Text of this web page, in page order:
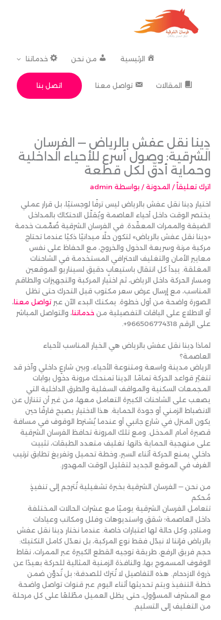
المحتوى
الرئيسية من نحن خدماتنا
المقالات تواصل معنا اتصل بنا
دِينا نقل عفش بالرياض — الفرسان
الشرقية: وصول أسرع للأحياء الداخلية
وحماية أدقّ لكل قطعة
اترك تعليقاً / المدونة/ بواسطة admin
اختيار دِينا نقل عفش بالرياض ليس ترفًا لوجستيًا، بل قرار عملي
يختصر الوقت داخل أحياء العاصمة ويُقلّل الاحتكاك بالمداخل
الضيقة والممرات المعقّدة. في الفرسان الشرقية صُمِّمت خدمة
«دِينا نقل عفش بالرياض» لتكون حلًا ميدانيًا ذكيًا عندما تحتاج
مركبة مرنة وسريعة الدخول والخروج، مع الحفاظ على نفس
معايير الأمان والتغليف الاحترافي المستخدمة في الشاحنات
المغلقة. يبدأ كل انتقال باستيعابٍ دقيق لسيناريو الموقعين
ومسار الحركة داخل الرياض، ثم اختيار المركبة والتجهيزات والطاقم
المناسب، مع إرسال عرض سعر مكتوب قبل التحرك حتى تظل
الصورة واضحة من أول خطوة. يمكنك البدء الآن عبرتواصل معنا،
أو الاطلاع على الباقات التفصيلية منخدماتنا، والتواصل المباشر
على الرقم ‎+966506774318.
لماذا دِينا نقل عفش بالرياض هي الخيار المناسب لأحياء
العاصمة؟
الرياض مدينة واسعة ومتنوعة الأحياء، وبين شارعٍ داخلي وآخر قد
تتغيّر قواعد الحركة تمامًا. الدِينا تمنحك مرونة دخول بوابات
المجمعات السكنية والمواقف السفلية والطرق الداخلية التي
يصعب على الشاحنات الكبيرة التعامل معها، من غير أن تتنازل عن
الانضباط الزمني أو جودة الحماية. هذا الاختيار يصبح فارقًا حين
يكون المنزل في شارع جانبي أو عندما يُشترط الوقوف في مسافة
قصيرة أمام المدخل. ومع تلك المرونة تحافظ الفرسان الشرقية
على منهجية الحماية ذاتها: تغليف متعدد الطبقات، تثبيت
داخلي يمنع الحركة أثناء السير، وخطة تحميل وتفريغ تطابق ترتيب
الغرف في الموقع الجديد لتقليل الوقت المهدور.
من نحن — الفرسان الشرقية بخبرة تشغيلية تُترجم إلى تنفيذٍ
مُحكم
تتعامل الفرسان الشرقية يوميًا مع عشرات الحالات المختلفة
داخل العاصمة؛ شقق واستديوهات وفلل ومكاتب وعيادات
ومتاجر، وكل حالة لها اعتبارات خاصة. عندما نختار دِينا نقل عفش
بالرياض فإننا لا نبدّل فقط نوع المركبة، بل نعدّل كامل التكتيك:
حجم فريق الرفع، طريقة توجيه القطع الكبيرة عبر الممرات، نقاط
الوقوف المسموح بها، والنافذة الزمنية المثالية للحركة بعيدًا عن
ذروة الازدحام. هذه التفاصيل لا تُترك للصدفة؛ بل تُدوَّن ضمن
خطة التنفيذ ويتم تحديثها أثناء اليوم عبر قنوات تواصل واضحة
مع المشرف المسؤول، حتى يظل العميل مطّلعًا على كل مرحلة
من التغليف إلى التسليم.